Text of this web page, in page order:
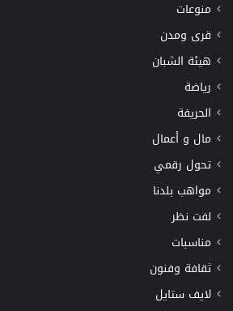
منوعات
قرى ومدن
هيئة الشبان
رياضة
الحريفة
مال و أعمال
تحول رقمي
مواهب بلدنا
لفت نظر
مناسبات
ثقافة وفنون
لايف ستايل